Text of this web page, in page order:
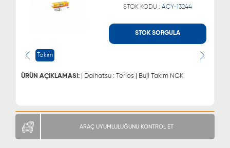
STOK KODU : ACY-13244
STOK SORGULA
Takım
ÜRÜN AÇIKLAMASI: | Daihatsu : Terios | Buji Takım NGK
ARAÇ UYUMLULUĞUNU KONTROL ET